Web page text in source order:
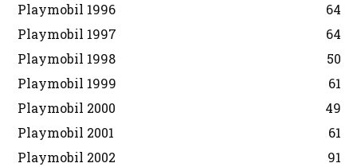
Playmobil 1996
64
Playmobil 1997
64
Playmobil 1998
50
Playmobil 1999
61
Playmobil 2000
49
Playmobil 2001
61
Playmobil 2002
91